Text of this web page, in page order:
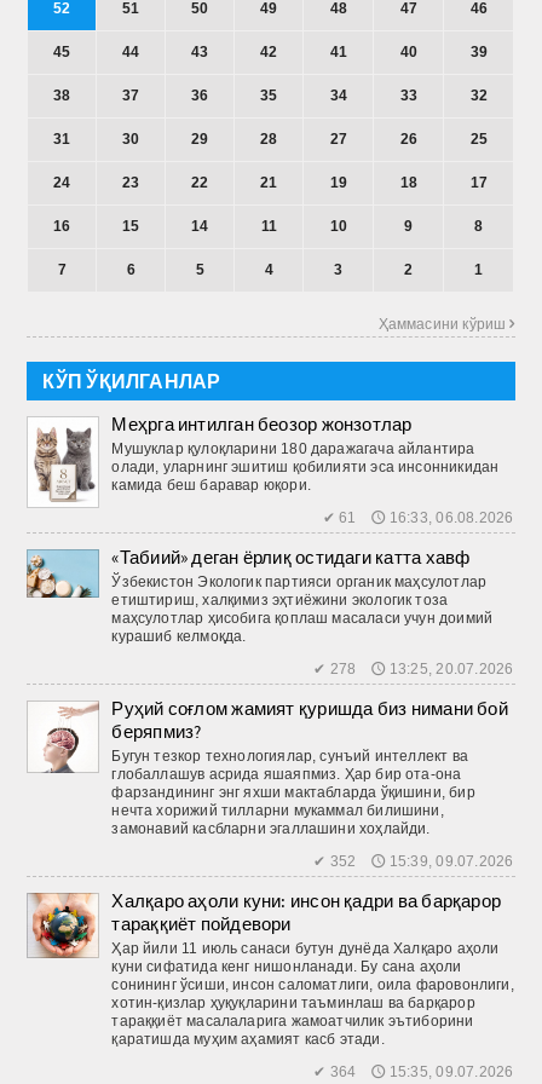
52 51 50 49 48 47 46
45 44 43 42 41 40 39
38 37 36 35 34 33 32
31 30 29 28 27 26 25
24 23 22 21 19 18 17
16 15 14 11 10 9 8
7 6 5 4 3 2 1
Ҳаммасини кўриш 
КЎП ЎҚИЛГАНЛАР
Меҳрга интилган беозор жонзотлар
Мушуклар қулоқларини 180 даражагача айлантира
олади, уларнинг эшитиш қобилияти эса инсонникидан
камида беш баравар юқори.
✔ 61 🕔 16:33, 06.08.2026
«Табиий» деган ёрлиқ остидаги катта хавф
Ўзбекистон Экологик партияси органик маҳсулотлар
етиштириш, халқимиз эҳтиёжини экологик тоза
маҳсулотлар ҳисобига қоплаш масаласи учун доимий
курашиб келмоқда.
✔ 278 🕔 13:25, 20.07.2026
Руҳий соғлом жамият қуришда биз нимани бой
беряпмиз?
Бугун тезкор технологиялар, сунъий интеллект ва
глобаллашув асрида яшаяпмиз. Ҳар бир ота-она
фарзандининг энг яхши мактабларда ўқишини, бир
нечта хорижий тилларни мукаммал билишини,
замонавий касбларни эгаллашини хоҳлайди.
✔ 352 🕔 15:39, 09.07.2026
Халқаро аҳоли куни: инсон қадри ва барқарор
тараққиёт пойдевори
Ҳар йили 11 июль санаси бутун дунёда Халқаро аҳоли
куни сифатида кенг нишонланади. Бу сана аҳоли
сонининг ўсиши, инсон саломатлиги, оила фаровонлиги,
хотин-қизлар ҳуқуқларини таъминлаш ва барқарор
тараққиёт масалаларига жамоатчилик эътиборини
қаратишда муҳим аҳамият касб этади.
✔ 364 🕔 15:35, 09.07.2026